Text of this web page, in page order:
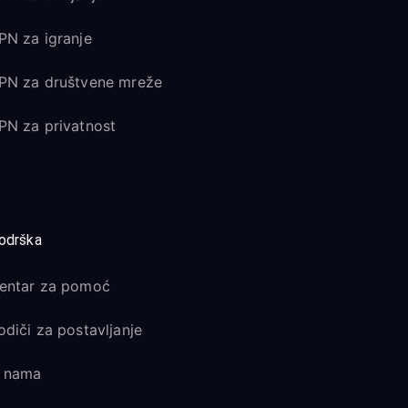
za igranje
za društvene mreže
za privatnost
za pomoć
za postavljanje
nama